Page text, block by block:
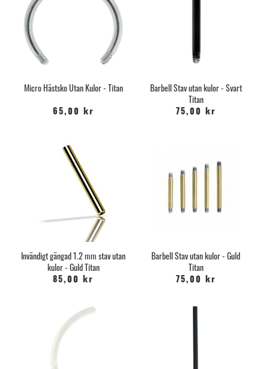
Micro Hästsko Utan Kulor - Titan
65,00 kr
Barbell Stav utan kulor - Svart
Titan
75,00 kr
Invändigt gängad 1.2 mm stav utan
kulor - Guld Titan
85,00 kr
Barbell Stav utan kulor - Guld
Titan
75,00 kr